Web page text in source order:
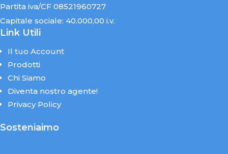
Partita iva/CF 08521960727
Capitale sociale: 40.000,00 i.v.
Link Utili
Il tuo Account
Prodotti
Chi Siamo
Diventa nostro agente!
Privacy Policy
Sosteniaimo